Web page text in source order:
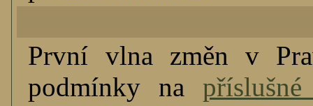
První vlna změn v
podmínky na